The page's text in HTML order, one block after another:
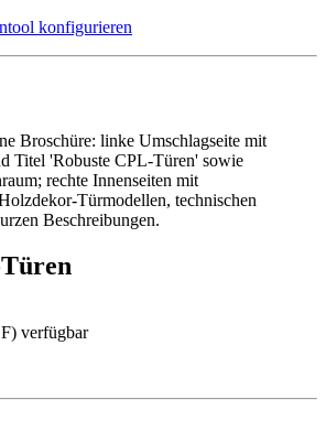
konfigurieren
verfügbar